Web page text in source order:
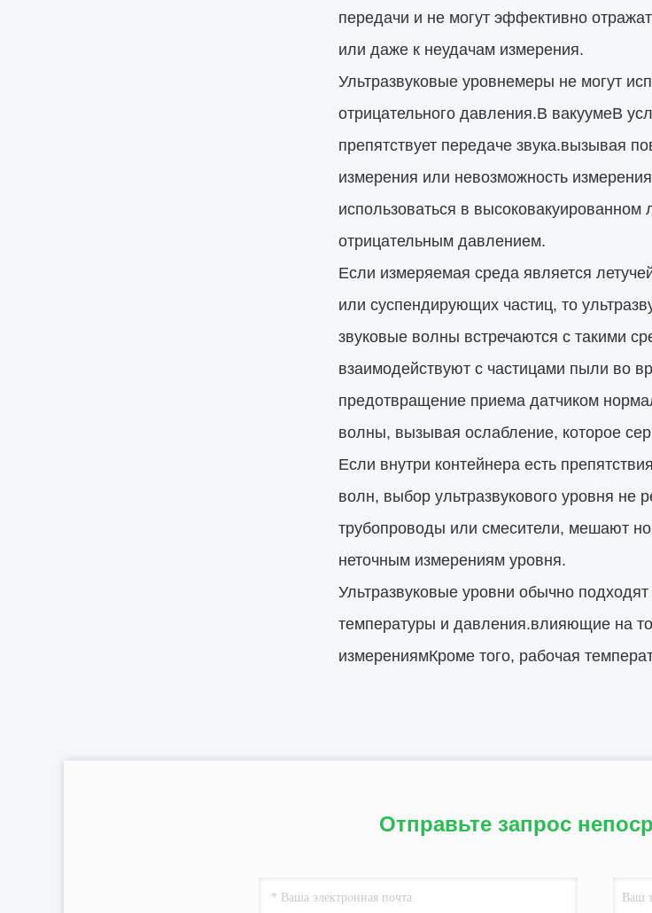
передачи и не могут эффективно
или даже к неудачам измерения.
Ультразвуковые уровнемеры не могут
отрицательного давления.В вакуумеВ
препятствует передаче звука.вызывая
измерения или невозможность
использоваться в
отрицательным давлением.
Если измеряемая среда является
или суспендирующих частиц, то
звуковые волны встречаются с такими
взаимодействуют с частицами пыли во
предотвращение приема датчиком
волны, вызывая ослабление, которое
Если внутри контейнера есть
волн, выбор ультразвукового уровня не
трубопроводы или смесители, мешают
неточным измерениям уровня.
Ультразвуковые уровни обычно
температуры и давления.влияющие на
измерениямКроме того, рабочая
Отправьте запрос